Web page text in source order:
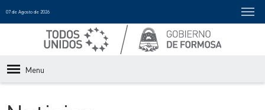
07 de Agosto de 2026
Menu